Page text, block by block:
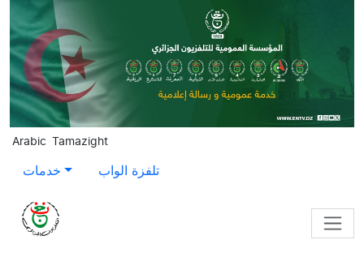
Skip to main content
Arabic Tamazight
خدمات تلفزة الواب